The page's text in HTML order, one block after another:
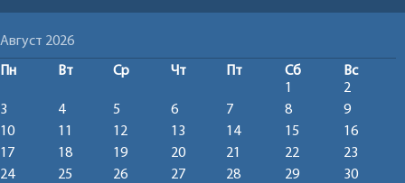
Август 2026
Пн Вт Ср Чт Пт Сб
Вс
1
2
3
4 5 6 7 8
9
10
11 12 13 14 15
16
17
18 19 20 21 22
23
24
25 26 27 28 29
30